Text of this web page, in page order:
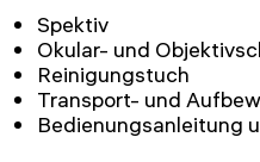
Spektiv
Okular- und
Reinigungstuch
Transport- und
Bedienungsanleitung